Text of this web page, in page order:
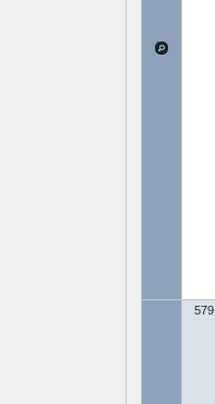
579